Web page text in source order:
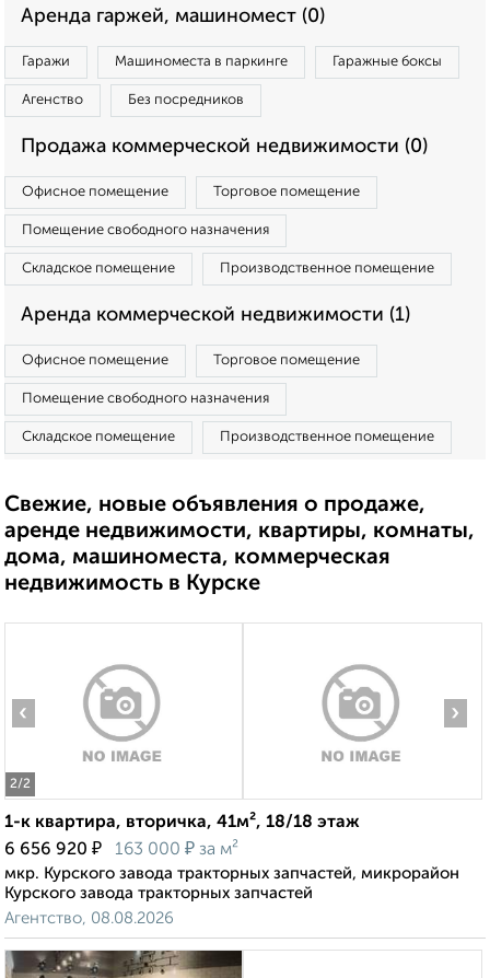
Аренда гаржей, машиномест (0)
Гаражи Машиноместа в паркинге Гаражные боксы
Агенство Без посредников
Продажа коммерческой недвижимости (0)
Офисное помещение Торговое помещение
Помещение свободного назначения
Складское помещение Производственное помещение
Аренда коммерческой недвижимости (1)
Офисное помещение Торговое помещение
Помещение свободного назначения
Складское помещение Производственное помещение
Свежие, новые объявления о продаже,
аренде недвижимости, квартиры, комнаты,
дома, машиноместа, коммерческая
недвижимость в Курске
2/2
‹ ›
1-к квартира, вторичка, 41м², 18/18 этаж
6 656 920 ₽ 163 000 ₽ за м²
мкр. Курского завода тракторных запчастей, микрорайон
Курского завода тракторных запчастей
Агентство, 08.08.2026